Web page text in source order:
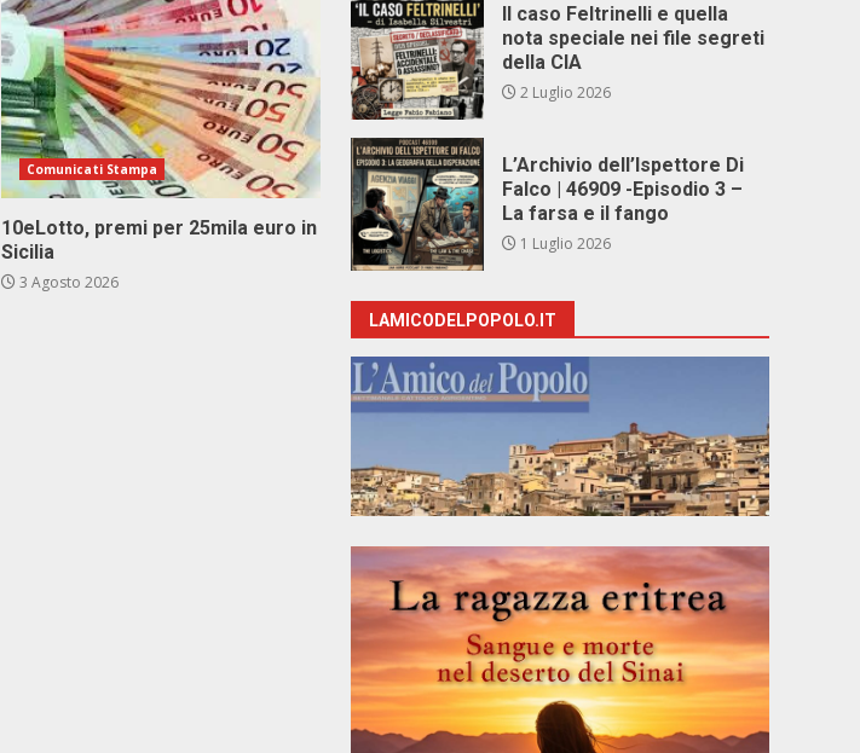
Comunicati Stampa
10eLotto, premi per 25mila euro in
Sicilia
3 Agosto 2026
Il caso Feltrinelli e quella
nota speciale nei file segreti
della CIA
2 Luglio 2026
L’Archivio dell’Ispettore Di
Falco | 46909 -Episodio 3 –
La farsa e il fango
1 Luglio 2026
LAMICODELPOPOLO.IT